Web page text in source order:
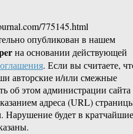
775145.html
опубликован в нашем
на основании действующей
. Если вы считаете,
авторские и/или смежные
об этом администрации сайта
адреса (URL)
будет в кратчайшие